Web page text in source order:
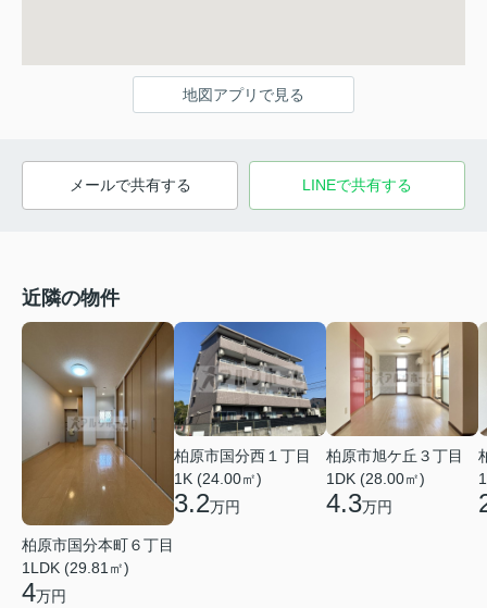
地図アプリで見る
メールで共有する LINEで共有する
近隣の物件
柏原市国分本町６丁目
1LDK (29.81㎡)
4万円
柏原市国分西１丁目
1K (24.00㎡)
3.2万円
柏原市旭ケ丘３丁目
1DK (28.00㎡)
4.3万円